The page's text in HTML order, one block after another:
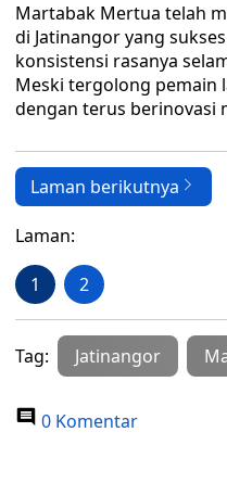
Martabak Mertua telah
di Jatinangor yang
konsistensi rasanya
Meski tergolong pemain
dengan terus berinovasi
Laman berikutnya
Laman:
1 2
Tag: Jatinangor
0 Komentar